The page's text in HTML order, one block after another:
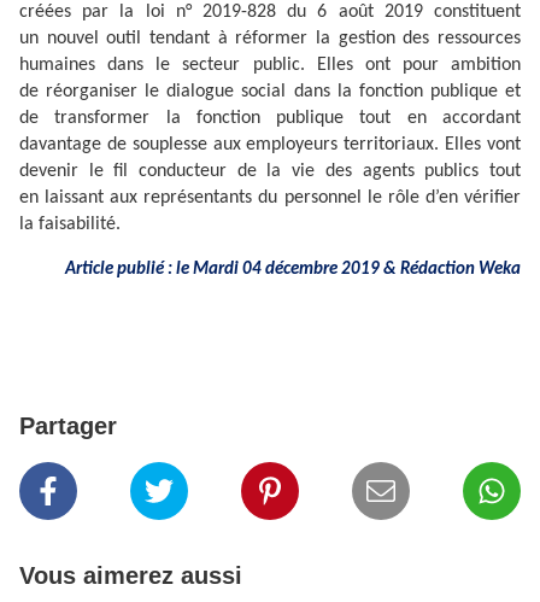
créées par la loi n° 2019-828 du 6 août 2019 constituent
un nouvel outil tendant à réformer la gestion des ressources
humaines dans le secteur public. Elles ont pour ambition
de réorganiser le dialogue social dans la fonction publique et
de transformer la fonction publique tout en accordant
davantage de souplesse aux employeurs territoriaux. Elles vont
devenir le fil conducteur de la vie des agents publics tout
en laissant aux représentants du personnel le rôle d’en vérifier
la faisabilité.
Article publié : le Mardi 04 décembre 2019 & Rédaction Weka
Partager
Vous aimerez aussi